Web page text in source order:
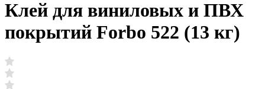
Клей для виниловых и ПВХ
покрытий Forbo 522 (13 кг)